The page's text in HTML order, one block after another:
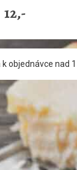
12,-
objednávce nad 1